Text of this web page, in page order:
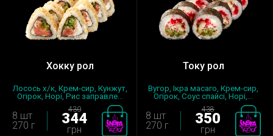
Хокку рол
Лосось х/к, Крем-сир, Кунжут,
Огірок, Норі, Рис заправле...
8 шт
270 г
430
344
грн
Току рол
Вугор, Ікра масаго, Крем-сир,
Огірок, Соус спайсі, Норі,...
8 шт
270 г
438
350
грн